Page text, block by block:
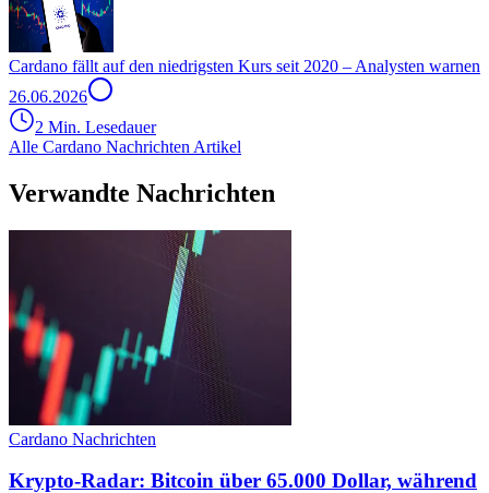
Cardano fällt auf den niedrigsten Kurs seit 2020 – Analysten warnen
26.06.2026
2 Min. Lesedauer
Alle Cardano Nachrichten Artikel
Verwandte Nachrichten
Cardano Nachrichten
Krypto-Radar: Bitcoin über 65.000 Dollar, während